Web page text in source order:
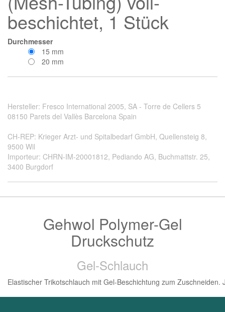
beschichtet, 1 Stück
Durchmesser
15 mm
20 mm
Hersteller: Fresco International 2005, SA - Torre de Cellers 5
08150 Parets del Vallès Barcelona Spain
CH-REP: Krieger Arzt- und Spitalbedarf GmbH, Quellensteig 8,
9500 Wil
Importeur: CHRN-IM-20001812, Pediando AG, Buchmattstr. 25,
3400 Burgdorf
Gehwol Polymer-Gel
Druckschutz
Gel-Schlauch
Elastischer Trikotschlauch mit Gel-Beschichtung zum